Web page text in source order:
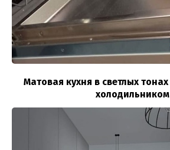
Матовая кухня в светлых
холодильником